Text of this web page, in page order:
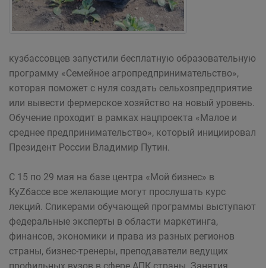
кузбассовцев запустили бесплатную образовательную
программу «Семейное агропредпринимательство»,
которая поможет с нуля создать сельхозпредприятие
или вывести фермерское хозяйство на новый уровень.
Обучение проходит в рамках нацпроекта «Малое и
среднее предпринимательство», который инициировал
Президент России Владимир Путин.
С 15 по 29 мая на базе центра «Мой бизнес» в
КуZбассе все желающие могут прослушать курс
лекций. Спикерами обучающей программы выступают
федеральные эксперты в области маркетинга,
финансов, экономики и права из разных регионов
страны, бизнес-тренеры, преподаватели ведущих